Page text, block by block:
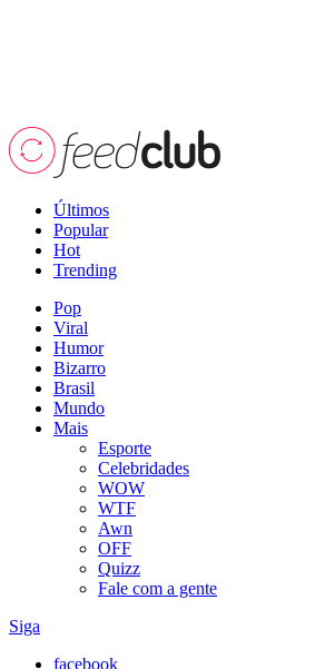
Últimos
Popular
Hot
Trending
Pop
Viral
Humor
Bizarro
Brasil
Mundo
Mais
Esporte
Celebridades
WOW
WTF
Awn
OFF
Quizz
Fale com a gente
Siga
facebook